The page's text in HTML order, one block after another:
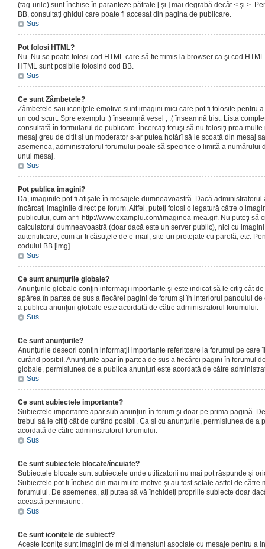
(tag-urile) sunt închise în paranteze pătrate [ şi ] mai degrabă decât < şi >.
BB, consultaţi ghidul care poate fi accesat din pagina de publicare.
Sus
Pot folosi HTML?
Nu. Nu se poate folosi cod HTML care să fie trimis la browser ca şi cod
HTML sunt posibile folosind cod BB.
Sus
Ce sunt Zâmbetele?
Zâmbetele sau iconiţele emotive sunt imagini mici care pot fi folosite pentru
un cod scurt. Spre exemplu :) înseamnă vesel , :( înseamnă trist. Lista
consultată în formularul de publicare. Încercaţi totuşi să nu folosiţi prea
mesaj greu de citit şi un moderator s-ar putea hotărî să le scoată din mesaj
asemenea, administratorul forumului poate să specifice o limită a numărului
unui mesaj.
Sus
Pot publica imagini?
Da, imaginile pot fi afişate în mesajele dumneavoastră. Dacă
încărcaţi imaginile direct pe forum. Altfel, puteţi folosi o legatură către o
publicului, cum ar fi http://www.examplu.com/imaginea-mea.gif. Nu puteţi să
calculatorul dumneavoastră (doar dacă este un server public), nici cu
autentificare, cum ar fi căsuţele de e-mail, site-uri protejate cu parolă, etc.
codului BB [img].
Sus
Ce sunt anunţurile globale?
Anunţurile globale conţin informaţii importante şi este indicat să le citiţi cât
apărea în partea de sus a fiecărei pagini de forum şi în interiorul panoului
a publica anunţuri globale este acordată de către administratorul forumului.
Sus
Ce sunt anunţurile?
Anunţurile deseori conţin informaţii importante referitoare la forumul pe care
curând posibil. Anunţurile apar în partea de sus a fiecărei pagini în forumul
globale, permisiunea de a publica anunţuri este acordată de către
Sus
Ce sunt subiectele importante?
Subiectele importante apar sub anunţuri în forum şi doar pe prima pagină.
trebui să le citiţi cât de curând posibil. Ca şi cu anunţurile, permisiunea de a
acordată de către administratorul forumului.
Sus
Ce sunt subiectele blocate/încuiate?
Subiectele blocate sunt subiectele unde utilizatorii nu mai pot răspunde şi
Subiectele pot fi închise din mai multe motive şi au fost setate astfel de către
forumului. De asemenea, aţi putea să vă închideţi propriile subiecte doar
această permisiune.
Sus
Ce sunt iconiţele de subiect?
Aceste iconiţe sunt imagini de mici dimensiuni asociate cu mesaje pentru a